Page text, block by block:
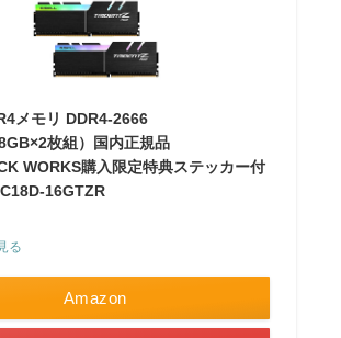
メモリ DDR4-2666
枚組）国内正規品
WORKS購入限定特典ステッカー付
16GTZR
る
Amazon